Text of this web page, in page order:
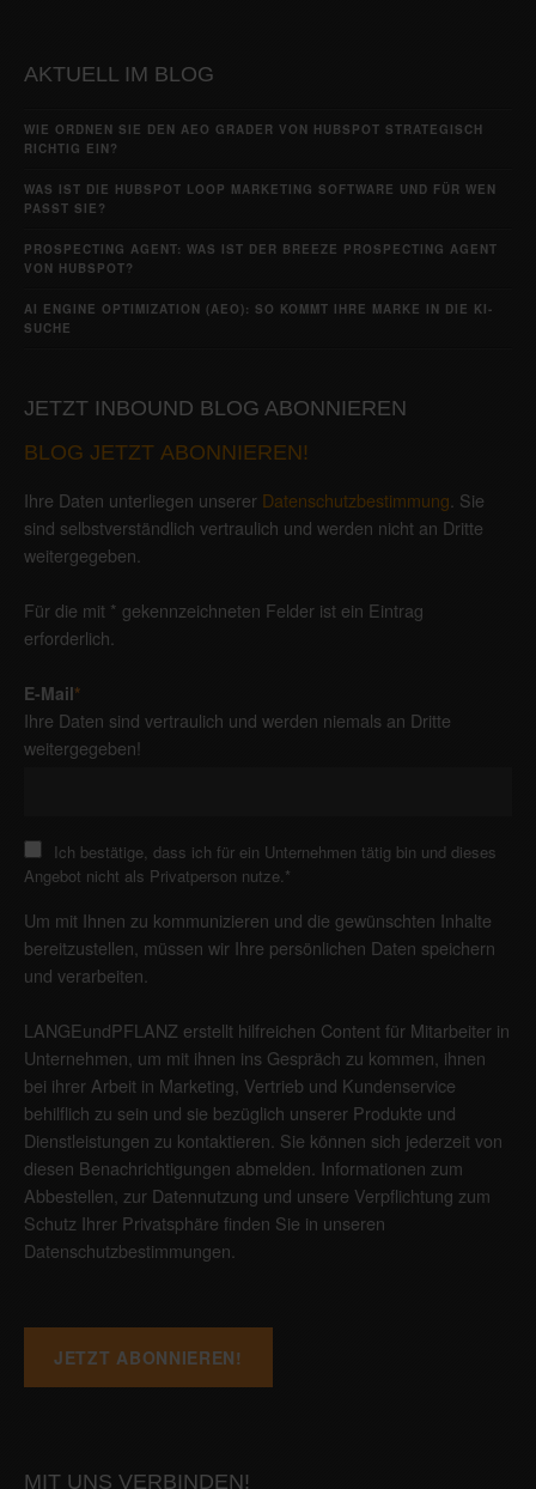
AKTUELL IM BLOG
WIE ORDNEN SIE DEN AEO GRADER VON HUBSPOT STRATEGISCH
RICHTIG EIN?
WAS IST DIE HUBSPOT LOOP MARKETING SOFTWARE UND FÜR WEN
PASST SIE?
PROSPECTING AGENT: WAS IST DER BREEZE PROSPECTING AGENT
VON HUBSPOT?
AI ENGINE OPTIMIZATION (AEO): SO KOMMT IHRE MARKE IN DIE KI-
SUCHE
JETZT INBOUND BLOG ABONNIEREN
BLOG JETZT ABONNIEREN!
Ihre Daten unterliegen unserer Datenschutzbestimmung. Sie
sind selbstverständlich vertraulich und werden nicht an Dritte
weitergegeben.
Für die mit * gekennzeichneten Felder ist ein Eintrag
erforderlich.
E-Mail*
Ihre Daten sind vertraulich und werden niemals an Dritte
weitergegeben!
Ich bestätige, dass ich für ein Unternehmen tätig bin und dieses
Angebot nicht als Privatperson nutze.*
Um mit Ihnen zu kommunizieren und die gewünschten Inhalte
bereitzustellen, müssen wir Ihre persönlichen Daten speichern
und verarbeiten.
LANGEundPFLANZ erstellt hilfreichen Content für Mitarbeiter in
Unternehmen, um mit ihnen ins Gespräch zu kommen, ihnen
bei ihrer Arbeit in Marketing, Vertrieb und Kundenservice
behilflich zu sein und sie bezüglich unserer Produkte und
Dienstleistungen zu kontaktieren. Sie können sich jederzeit von
diesen Benachrichtigungen abmelden. Informationen zum
Abbestellen, zur Datennutzung und unsere Verpflichtung zum
Schutz Ihrer Privatsphäre finden Sie in unseren
Datenschutzbestimmungen.
MIT UNS VERBINDEN!